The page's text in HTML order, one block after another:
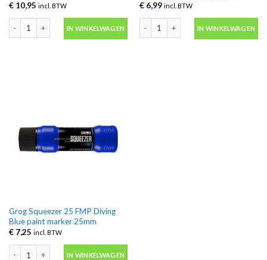
€10,95 incl. BTW
Posca PC-17K marker Geel extra groot 15mm J aantal
IN WINKELWAGEN
€6,99 incl. BTW
Traffic Red Dripstick paintmarker
IN WINKELWAGEN
Grog Squeezer 25 FMP Diving
Blue paint marker 25mm
€7,25 incl. BTW
IN WINKELWAGEN